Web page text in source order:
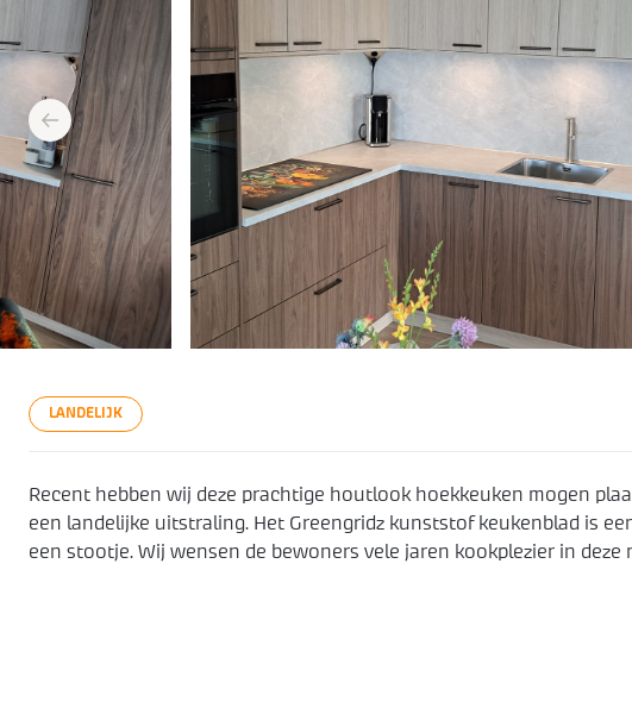
prev
LANDELIJK
Recent hebben wij deze prachtige houtlook hoekkeuken mogen
een landelijke uitstraling. Het Greengridz kunststof keukenblad is
een stootje. Wij wensen de bewoners vele jaren kookplezier in deze